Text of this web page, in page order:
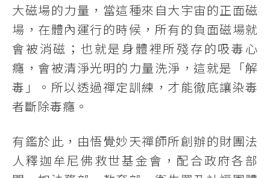
大磁場的力量，當這種來自大宇宙的正面磁
場，在體內運行的時候，所有的負面磁場就
會被消磁；也就是身體裡所殘存的吸毒心
癮，會被清淨光明的力量洗淨，這就是「解
毒」。所以透過禪定訓練，才能徹底讓染毒
者斷除毒癮。
有鑑於此，由悟覺妙天禪師所創辦的財團法
人釋迦牟尼佛救世基金會，配合政府各部